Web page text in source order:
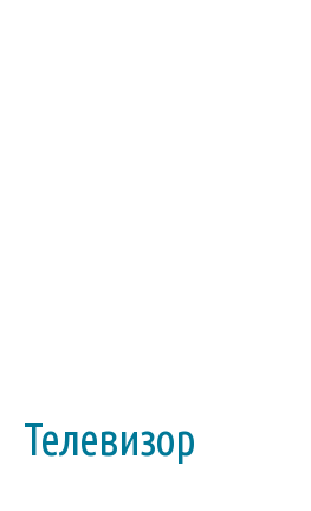
Телевизор